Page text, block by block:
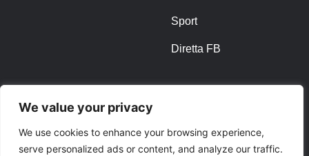
We value your privacy
We use cookies to enhance your browsing experience,
serve personalized ads or content, and analyze our traffic.
Sport
Diretta FB
Privacy Policy